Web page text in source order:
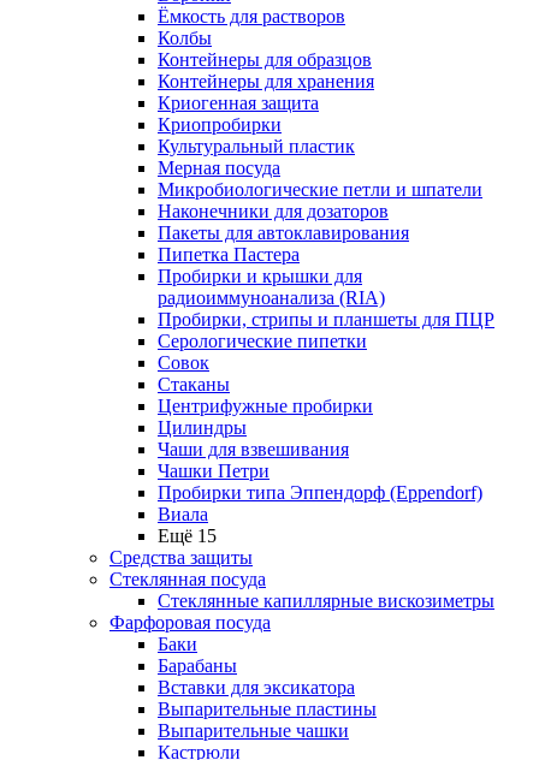
Ёмкость для растворов
Колбы
Контейнеры для образцов
Контейнеры для хранения
Криогенная защита
Криопробирки
Культуральный пластик
Мерная посуда
Микробиологические петли и шпатели
Наконечники для дозаторов
Пакеты для автоклавирования
Пипетка Пастера
Пробирки и крышки для
радиоиммуноанализа (RIA)
Пробирки, стрипы и планшеты для ПЦР
Серологические пипетки
Совок
Стаканы
Центрифужные пробирки
Цилиндры
Чаши для взвешивания
Чашки Петри
Пробирки типа Эппендорф (Eppendorf)
Виала
Ещё 15
Средства защиты
Стеклянная посуда
Стеклянные капиллярные вискозиметры
Фарфоровая посуда
Баки
Барабаны
Вставки для эксикатора
Выпарительные пластины
Выпарительные чашки
Кастрюли